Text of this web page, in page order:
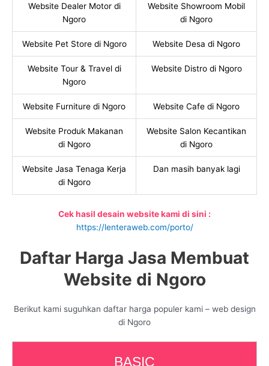
Website Dealer Motor di
Ngoro
Website Showroom Mobil
di Ngoro
Website Pet Store di Ngoro Website Desa di Ngoro
Website Tour & Travel di
Ngoro
Website Distro di Ngoro
Website Furniture di Ngoro Website Cafe di Ngoro
Website Produk Makanan
di Ngoro
Website Salon Kecantikan
di Ngoro
Website Jasa Tenaga Kerja
di Ngoro
Dan masih banyak lagi
Cek hasil desain website kami di sini :
https://lenteraweb.com/porto/
Daftar Harga Jasa Membuat
Website di Ngoro
Berikut kami suguhkan daftar harga populer kami – web design
di Ngoro
BASIC